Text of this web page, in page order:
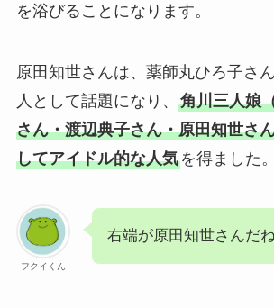
を浴びることになります。
原田知世さんは、薬師丸ひろ子さ
人として話題になり、 角川三人娘
さん・渡辺典子さん・原田知世さ
してアイドル的な人気を得ました。
フクイくん
右端が原田知世さんだね